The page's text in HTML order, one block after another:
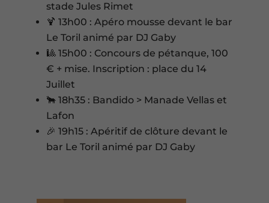
stade Jules Rimet
🍹 13h00 : Apéro mousse devant le bar
Le Toril animé par DJ Gaby
🎱 15h00 : Concours de pétanque, 100
€ + mise. Inscription : place du 14
Juillet
🐂 18h35 : Bandido > Manade Vellas et
Lafon
🎉 19h15 : Apéritif de clôture devant le
bar Le Toril animé par DJ Gaby